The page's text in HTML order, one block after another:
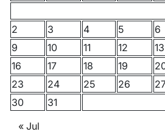
2
3 4 5 6
9
10 11 12 13
16
17 18 19
23
24 25 26
30
31
« Jul